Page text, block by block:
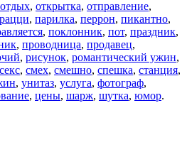
отдых, открытка, отправление,
, парилка, перрон, пикантно,
, поклонник, пот, праздник,
, проводница, продавец,
, рисунок, романтический ужин,
секс, смех, смешно, спешка, станция,
, унитаз, услуга, фотограф,
, цены, шарж, шутка, юмор.